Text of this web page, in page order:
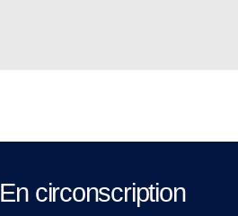
En circonscription